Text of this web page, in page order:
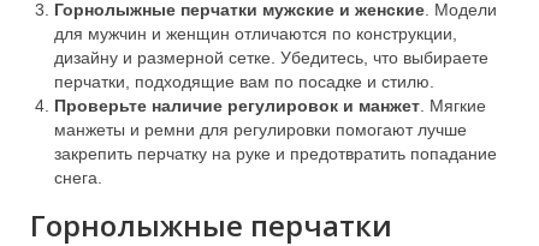
Горнолыжные перчатки мужские и женские . Модели
для мужчин и женщин отличаются по конструкции,
дизайну и размерной сетке. Убедитесь, что выбираете
перчатки, подходящие вам по посадке и стилю.
Проверьте наличие регулировок и манжет . Мягкие
манжеты и ремни для регулировки помогают лучше
закрепить перчатку на руке и предотвратить попадание
снега.
Горнолыжные перчатки